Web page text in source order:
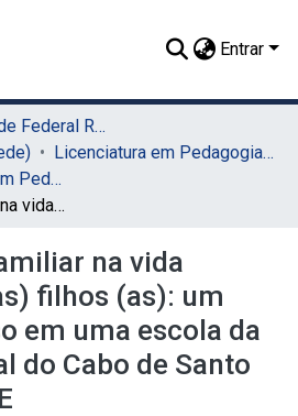
Entrar
01. Universidade Federal Rural de Pernambuco - UFRPE (Sede)
Licenciatura em Pedagogia (Sede)
TCC - Licenciatura em Pedagogia (Sede)
A influência familiar na vida escolar dos (as) filhos (as): um estudo de caso em uma escola da rede municipal do Cabo de Santo Agostinho - PE
na vida
filhos (as): um
em uma escola da
do Cabo de Santo